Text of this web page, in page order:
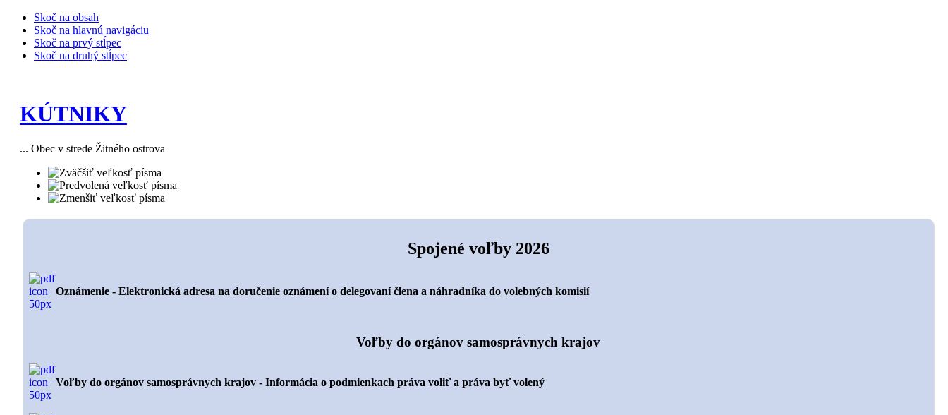
Skoč na obsah
Skoč na hlavnú navigáciu
Skoč na prvý stĺpec
Skoč na druhý stĺpec
KÚTNIKY
... Obec v strede Žitného ostrova
Spojené voľby 2026
Oznámenie - Elektronická adresa na doručenie oznámení o delegovaní člena a náhradníka do volebných komisií
Voľby do orgánov samosprávnych krajov
Voľby do orgánov samosprávnych krajov - Informácia o podmienkach práva voliť a práva byť volený